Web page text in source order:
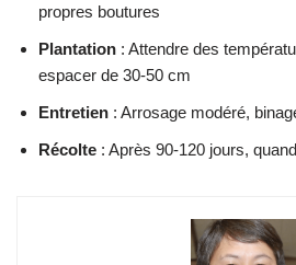
propres boutures
Plantation : Attendre des
espacer de 30-50 cm
Entretien : Arrosage modéré,
Récolte : Après 90-120 jours,